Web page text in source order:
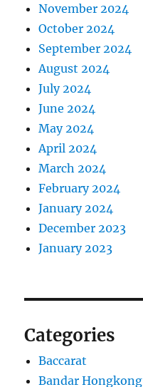
November 2024
October 2024
September 2024
August 2024
July 2024
June 2024
May 2024
April 2024
March 2024
February 2024
January 2024
December 2023
January 2023
Categories
Baccarat
Bandar Hongkong